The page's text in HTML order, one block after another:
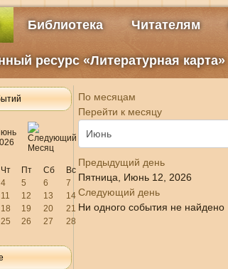
Библиотека Читателям
ресурс «Литературная карта»
Чт Пт Сб
Вс
4 5 6
7
11 12 13
14
18 19 20
21
25 26 27
28
По месяцам
Перейти к месяцу
Предыдущий день
Пятница, Июнь 12, 2026
Следующий день
Ни одного события не найдено